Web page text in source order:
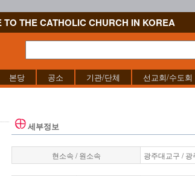
TO THE CATHOLIC CHURCH IN KOREA
본당 공소 기관/단체 선교회/수도회
세부정보
현소속 / 원소속 광주대교구 / 광